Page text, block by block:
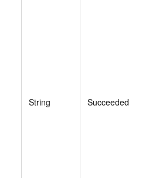
String Succeeded